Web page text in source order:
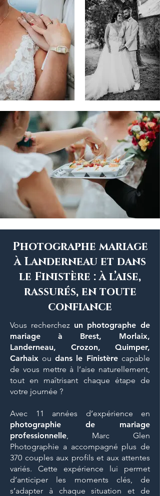
Photographe mariage
à Landerneau et dans
le Finistère : à l’aise,
rassurés, en toute
confiance
Vous recherchez un photographe de
mariage à Brest, Morlaix,
Landerneau, Crozon, Quimper,
Carhaix ou dans le Finistère capable
de vous mettre à l’aise naturellement,
tout en maîtrisant chaque étape de
votre journée ?
Avec 11 années d’expérience en
photographie de mariage
professionnelle , Marc Glen
Photographie a accompagné plus de
370 couples aux profils et aux attentes
variés. Cette expérience lui permet
d’anticiper les moments clés, de
s’adapter à chaque situation et de